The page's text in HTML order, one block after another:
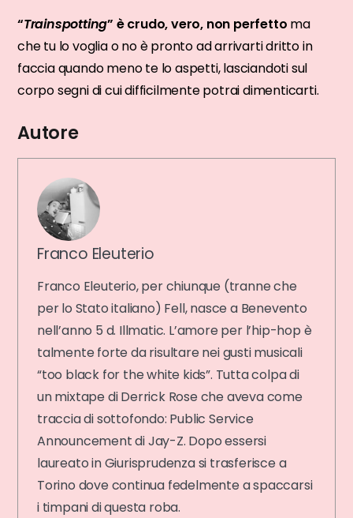
“Trainspotting” è crudo, vero, non perfetto ma
che tu lo voglia o no è pronto ad arrivarti dritto in
faccia quando meno te lo aspetti, lasciandoti sul
corpo segni di cui difficilmente potrai dimenticarti.
Autore
Franco Eleuterio
Franco Eleuterio, per chiunque (tranne che
per lo Stato italiano) Fell, nasce a Benevento
nell’anno 5 d. Illmatic. L’amore per l’hip-hop è
talmente forte da risultare nei gusti musicali
“too black for the white kids”. Tutta colpa di
un mixtape di Derrick Rose che aveva come
traccia di sottofondo: Public Service
Announcement di Jay-Z. Dopo essersi
laureato in Giurisprudenza si trasferisce a
Torino dove continua fedelmente a spaccarsi
i timpani di questa roba.